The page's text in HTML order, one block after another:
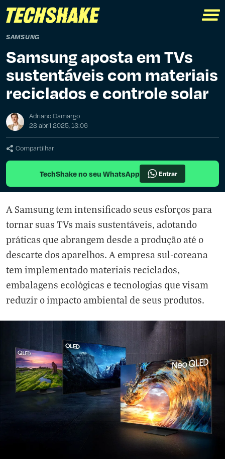
SAMSUNG
Samsung aposta em TVs
sustentáveis com materiais
reciclados e controle solar
Adriano Camargo
28 abril 2025, 13:06
Compartilhar
TechShake no seu WhatsApp Entrar
A Samsung tem intensificado seus esforços para
tornar suas TVs mais sustentáveis, adotando
práticas que abrangem desde a produção até o
descarte dos aparelhos. A empresa sul-coreana
tem implementado materiais reciclados,
embalagens ecológicas e tecnologias que visam
reduzir o impacto ambiental de seus produtos.